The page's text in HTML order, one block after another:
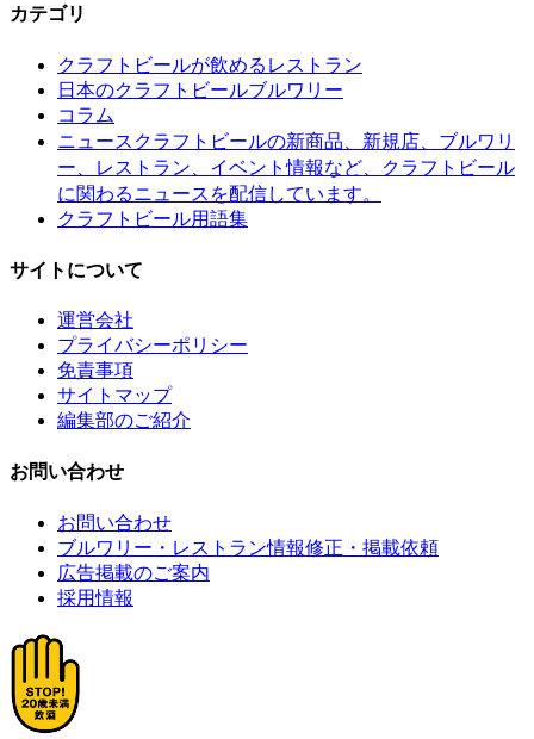
カテゴリ
クラフトビールが飲めるレストラン
日本のクラフトビールブルワリー
コラム
ニュース クラフトビールの新商品、新規店、ブルワリ
ー、レストラン、イベント情報など、クラフトビール
に関わるニュースを配信しています。
クラフトビール用語集
サイトについて
運営会社
プライバシーポリシー
免責事項
サイトマップ
編集部のご紹介
お問い合わせ
お問い合わせ
ブルワリー・レストラン情報修正・掲載依頼
広告掲載のご案内
採用情報